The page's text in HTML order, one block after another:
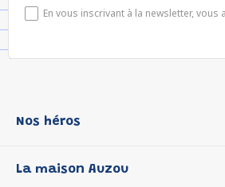
En vous inscrivant à la newsletter, vous
Nos héros
P'tit Loup
La maison Auzou